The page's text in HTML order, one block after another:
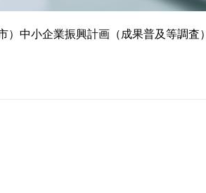
中小企業振興計画（成果普及等調査）